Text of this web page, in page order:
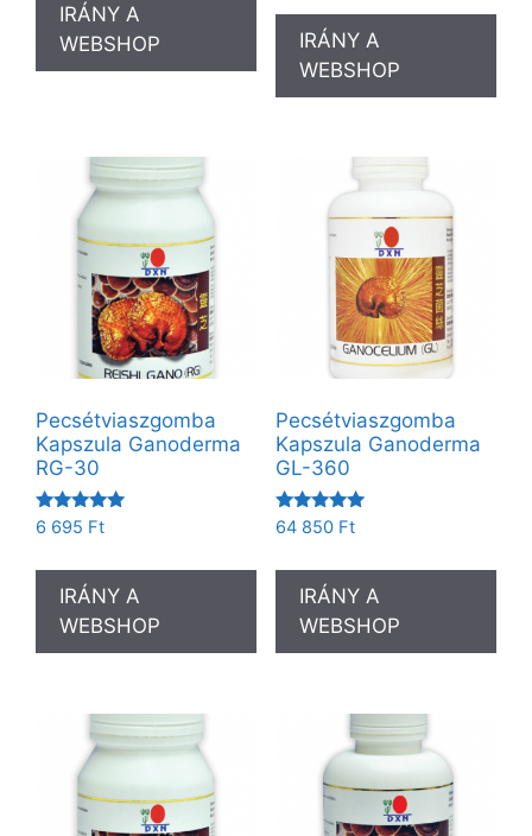
IRÁNY A
WEBSHOP
IRÁNY A
WEBSHOP
Pecsétviaszgomba
Kapszula Ganoderma
RG-30
Értékelés:
5.00
6 695 Ft
IRÁNY A
WEBSHOP
Pecsétviaszgomba
Kapszula Ganoderma
GL-360
Értékelés:
5.00
64 850 Ft
IRÁNY A
WEBSHOP